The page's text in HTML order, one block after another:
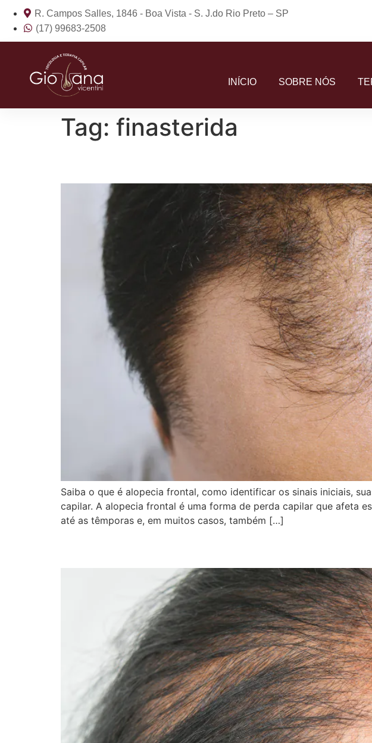
R. Campos Salles, 1846 - Boa Vista - S. J.do Rio Preto – SP
(17) 99683-2508
INÍCIO SOBRE NÓS
Tag: finasterida
Saiba o que é alopecia frontal, como identificar os sinais iniciais,
capilar. A alopecia frontal é uma forma de perda capilar que afeta
até as têmporas e, em muitos casos, também […]